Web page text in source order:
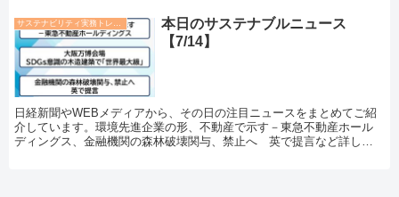
サステナビリティ実務トレンド
本日のサステナブルニュース
【7/14】
日経新聞やWEBメディアから、その日の注目ニュースをまとめてご紹
介しています。環境先進企業の形、不動産で示す－東急不動産ホール
ディングス、金融機関の森林破壊関与、禁止へ 英で提言など詳しく